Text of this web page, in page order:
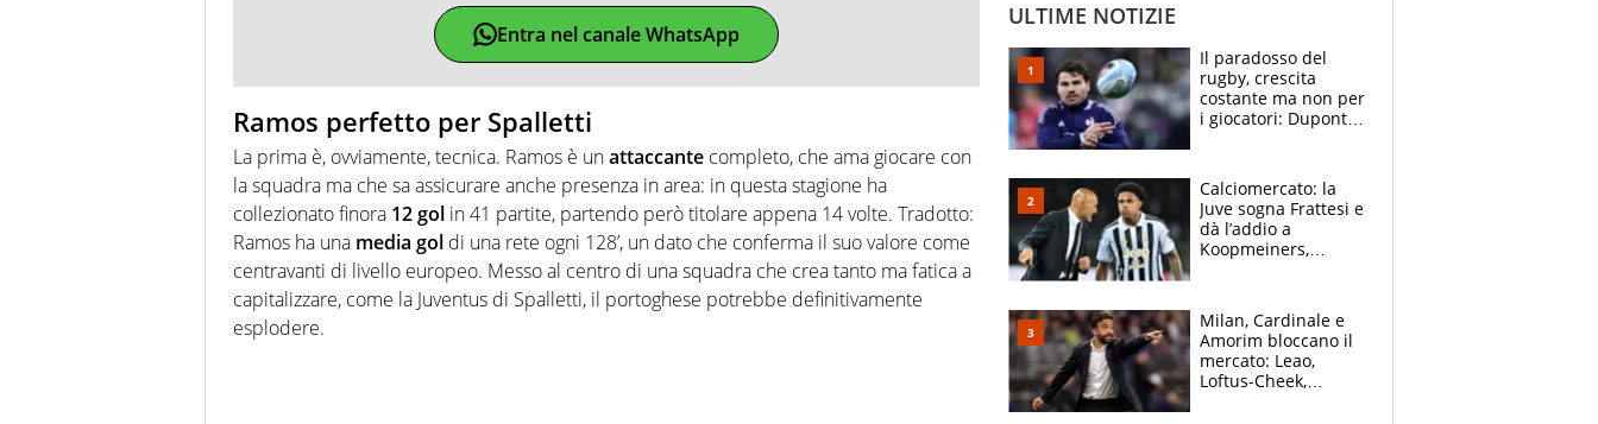
Entra nel canale WhatsApp
Ramos perfetto per Spalletti
La prima è, ovviamente, tecnica. Ramos è unattaccante completo, che ama giocare con
la squadra ma che sa assicurare anche presenza in area: in questa stagione ha
collezionato finora 12gol in 41 partite, partendo però titolare appena 14 volte. Tradotto:
Ramos ha una media gol di una rete ogni 128’, un dato che conferma il suo valore come
centravanti di livello europeo. Messo al centro di una squadra che crea tanto ma fatica a
capitalizzare, come la Juventus di Spalletti, il portoghese potrebbe definitivamente
esplodere.
ULTIME NOTIZIE
Il paradosso del
rugby, crescita
costante ma non per
i giocatori: Dupont
solo 1,4 milioni
all'anno
Calciomercato: la
Juve sogna Frattesi e
dà l’addio a
Koopmeiners,
scatenata
Milan, Cardinale e
Amorim bloccano il
mercato: Leao,
Loftus-Cheek,